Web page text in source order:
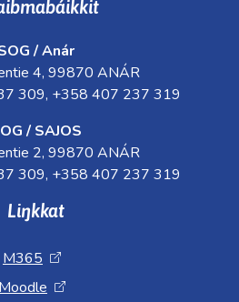
/ Anár
4, 99870 ANÁR
309, +358 407 237 319
/ SAJOS
2, 99870 ANÁR
309, +358 407 237 319
Liŋkkat
M365
Moodle